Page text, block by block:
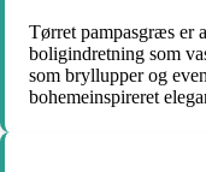
Tørret pampasgræs er
boligindretning som
som bryllupper og
bohemeinspireret